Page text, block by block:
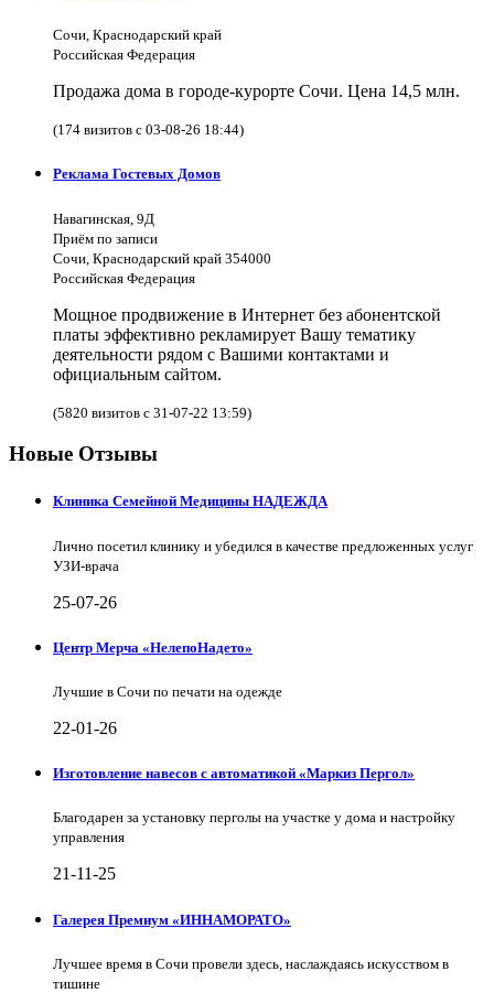
Сочи, Краснодарский край
Российская Федерация
Продажа дома в городе-курорте Сочи. Цена 14,5 млн.
(174 визитов с 03-08-26 18:44)
Реклама Гостевых Домов
Навагинская, 9Д
Приём по записи
Сочи, Краснодарский край 354000
Российская Федерация
Мощное продвижение в Интернет без абонентской
платы эффективно рекламирует Вашу тематику
деятельности рядом с Вашими контактами и
официальным сайтом.
(5820 визитов с 31-07-22 13:59)
Новые Отзывы
Клиника Семейной Медицины НАДЕЖДА
Лично посетил клинику и убедился в качестве предложенных услуг
УЗИ-врача
25-07-26
Центр Мерча «НелепоНадето»
Лучшие в Сочи по печати на одежде
22-01-26
Изготовление навесов с автоматикой «Маркиз Пергол»
Благодарен за установку перголы на участке у дома и настройку
управления
21-11-25
Галерея Премиум «ИННАМОРАТО»
Лучшее время в Сочи провели здесь, наслаждаясь искусством в
тишине